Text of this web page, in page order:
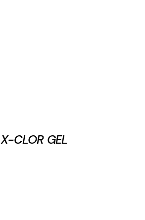
X-CLOR GEL